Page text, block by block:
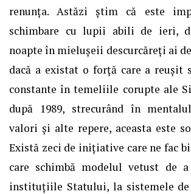
renunța. Astăzi știm că este
schimbare cu lupii abili de ieri,
noapte în mielușeii descurcăreți ai
dacă a existat o forță care a reușit
constante în temeliile corupte ale
după 1989, strecurând în
valori și alte repere, aceasta este
Există zeci de inițiative care ne fac
care schimbă modelul vetust de
instituțiile Statului, la sistemele de